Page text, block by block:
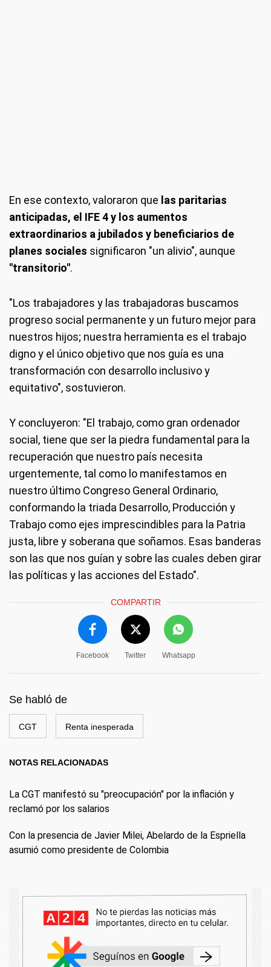
En ese contexto, valoraron que las paritarias
anticipadas, el IFE 4 y los aumentos
extraordinarios a jubilados y beneficiarios de
planes sociales significaron "un alivio", aunque
"transitorio".
"Los trabajadores y las trabajadoras buscamos
progreso social permanente y un futuro mejor para
nuestros hijos; nuestra herramienta es el trabajo
digno y el único objetivo que nos guía es una
transformación con desarrollo inclusivo y
equitativo", sostuvieron.
Y concluyeron: "El trabajo, como gran ordenador
social, tiene que ser la piedra fundamental para la
recuperación que nuestro país necesita
urgentemente, tal como lo manifestamos en
nuestro último Congreso General Ordinario,
conformando la triada Desarrollo, Producción y
Trabajo como ejes imprescindibles para la Patria
justa, libre y soberana que soñamos. Esas banderas
son las que nos guían y sobre las cuales deben girar
las políticas y las acciones del Estado".
COMPARTIR
Facebook Twitter Whatsapp
Se habló de
CGT Renta inesperada
NOTAS RELACIONADAS
La CGT manifestó su "preocupación" por la inflación y
reclamó por los salarios
Con la presencia de Javier Milei, Abelardo de la Espriella
asumió como presidente de Colombia